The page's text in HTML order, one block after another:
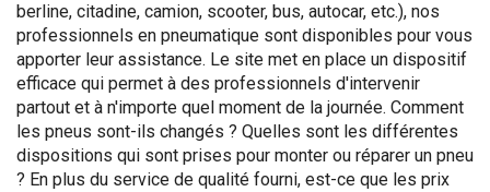
berline, citadine, camion, scooter, bus, autocar, etc.), nos
professionnels en pneumatique sont disponibles pour vous
apporter leur assistance. Le site met en place un dispositif
efficace qui permet à des professionnels d'intervenir
partout et à n'importe quel moment de la journée. Comment
les pneus sont-ils changés ? Quelles sont les différentes
dispositions qui sont prises pour monter ou réparer un pneu
? En plus du service de qualité fourni, est-ce que les prix